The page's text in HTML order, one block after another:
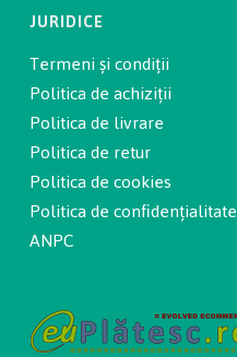
JURIDICE
Termeni și condiții
Politica de achiziții
Politica de livrare
Politica de retur
Politica de cookies
Politica de confidențialitate
ANPC